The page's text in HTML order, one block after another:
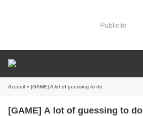
Publicité
Accueil » [GAME] A lot of guessing to do
[GAME] A lot of guessing to do